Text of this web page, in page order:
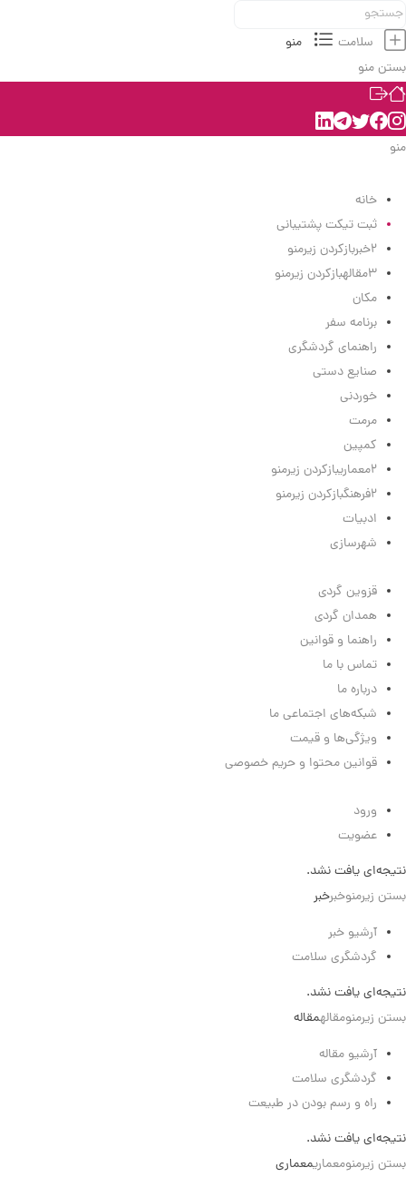
سلامت
منو
بستن منو
منو
خانه
ثبت تیکت پشتیبانی
2خبربازکردن زیرمنو
3مقالهبازکردن زیرمنو
مکان
برنامه سفر
راهنمای گردشگری
صنایع دستی
خوردنی
مرمت
کمپین
2معماریبازکردن زیرمنو
2فرهنگبازکردن زیرمنو
ادبیات
شهرسازی
قزوین گردی
همدان گردی
راهنما و قوانین
تماس با ما
درباره ما
شبکه‌های اجتماعی ما
ویژگی‌ها و قیمت
قوانین محتوا و حریم خصوصی
ورود
عضویت
نتیجه‌ای یافت نشد.
بستن زیرمنوخبرخبر
آرشیو خبر
گردشگری سلامت
نتیجه‌ای یافت نشد.
بستن زیرمنومقالهمقاله
آرشیو مقاله
گردشگری سلامت
راه و رسم بودن در طبیعت
نتیجه‌ای یافت نشد.
بستن زیرمنومعماریمعماری